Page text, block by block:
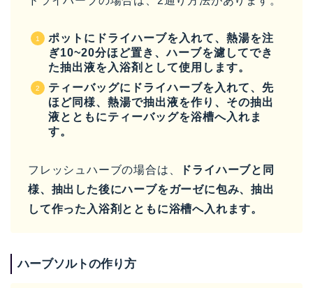
ポットにドライハーブを入れて、熱湯を注
ぎ10~20分ほど置き、ハーブを濾してでき
た抽出液を入浴剤として使用します。
ティーバッグにドライハーブを入れて、先
ほど同様、熱湯で抽出液を作り、その抽出
液とともにティーバッグを浴槽へ入れま
す。
フレッシュハーブの場合は、
ドライハーブと同
様、抽出した後にハーブをガーゼに包み、抽出
して作った入浴剤とともに浴槽へ入れます。
ハーブソルトの作り方